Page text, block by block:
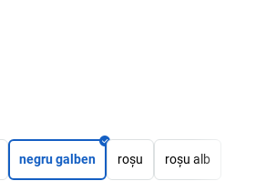
negru galben roșu roșu alb